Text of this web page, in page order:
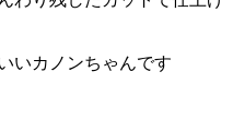
いカノンちゃんです